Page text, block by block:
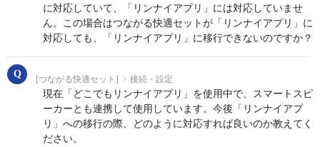
に対応していて、「リンナイアプリ」には対応していませ
ん。この場合はつながる快適セットが「リンナイアプリ」に
対応しても、「リンナイアプリ」に移行できないのですか？
[つながる快適セット] 接続・設定
現在「どこでもリンナイアプリ」を使用中で、スマートスピ
ーカーとも連携して使用しています。今後「リンナイアプ
リ」への移行の際、どのように対応すれば良いのか教えてく
ださい。